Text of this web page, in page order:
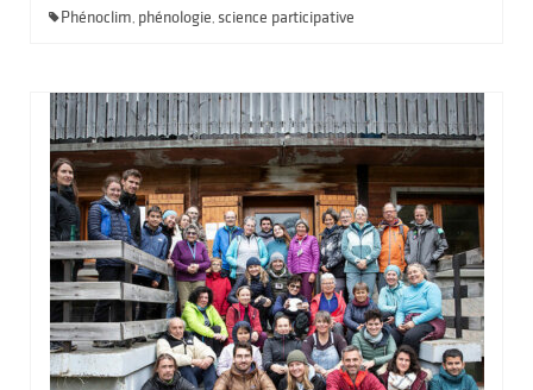
Phénoclim, phénologie, science participative